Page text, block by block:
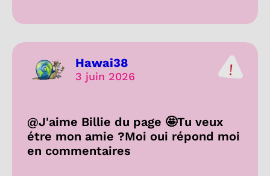
Hawai38
3 juin 2026
@J'aime Billie du page 🤩Tu veux
étre mon amie ?Moi oui répond moi
en commentaires